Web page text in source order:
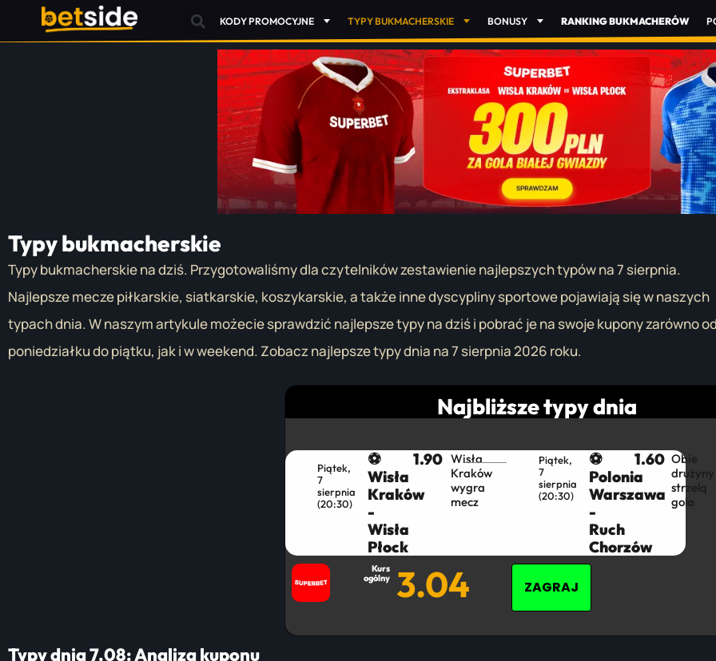
KODY PROMOCYJNE TYPY BUKMACHERSKIE BONUSY RANKING BUKMACHERÓW
Typy bukmacherskie
Typy bukmacherskie na dziś. Przygotowaliśmy dla czytelników zestawienie najlepszych typów na 7 sierpnia.
Najlepsze mecze piłkarskie, siatkarskie, koszykarskie, a także inne dyscypliny sportowe pojawiają się w naszych
typach dnia. W naszym artykule możecie sprawdzić najlepsze typy na dziś i pobrać je na swoje kupony zarówno od
poniedziałku do piątku, jak i w weekend. Zobacz najlepsze typy dnia na 7 sierpnia 2026 roku.
Najbliższe typy dnia
Kurs
ogólny
3.04 ZAGRAJ
Piątek,
7
sierpnia
(20:30)
⚽
Wisła
Kraków
-
Wisła
Płock
1.90 Wisła
Kraków
wygra
mecz
Piątek,
7
sierpnia
(20:30)​
⚽
Polonia
Warszawa
-
Ruch
Chorzów
1.60 Obie
drużyny
strzelą
gola
Typy dnia 7.08:Analiza kuponu